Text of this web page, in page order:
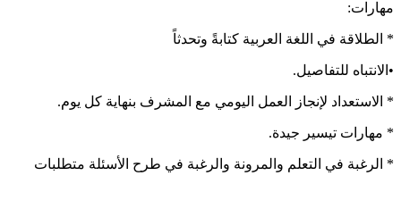
مهارات:
* الطلاقة في اللغة العربية كتابةً وتحدثاً
•الانتباه للتفاصيل.
* الاستعداد لإنجاز العمل اليومي مع المشرف بنهاية كل يوم.
* مهارات تيسير جيدة.
* الرغبة في التعلم والمرونة والرغبة في طرح الأسئلة متطلبات